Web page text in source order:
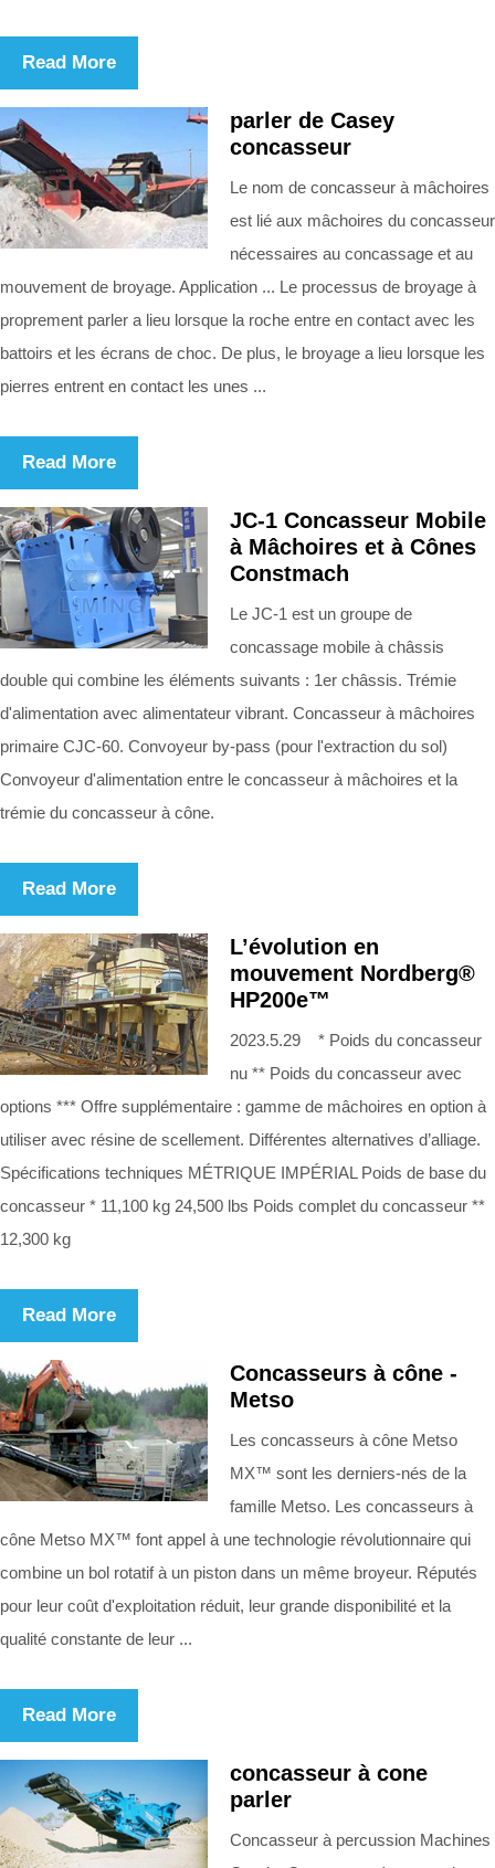
Read More
parler de Casey
concasseur
Le nom de concasseur à mâchoires
est lié aux mâchoires du concasseur
nécessaires au concassage et au
mouvement de broyage. Application ... Le processus de broyage à
proprement parler a lieu lorsque la roche entre en contact avec les
battoirs et les écrans de choc. De plus, le broyage a lieu lorsque les
pierres entrent en contact les unes ...
Read More
JC-1 Concasseur Mobile
à Mâchoires et à Cônes
Constmach
Le JC-1 est un groupe de
concassage mobile à châssis
double qui combine les éléments suivants : 1er châssis. Trémie
d'alimentation avec alimentateur vibrant. Concasseur à mâchoires
primaire CJC-60. Convoyeur by-pass (pour l'extraction du sol)
Convoyeur d'alimentation entre le concasseur à mâchoires et la
trémie du concasseur à cône.
Read More
L’évolution en
mouvement Nordberg®
HP200e™
2023.5.29 * Poids du concasseur
nu ** Poids du concasseur avec
options *** Offre supplémentaire : gamme de mâchoires en option à
utiliser avec résine de scellement. Différentes alternatives d’alliage.
Spécifications techniques MÉTRIQUE IMPÉRIAL Poids de base du
concasseur * 11,100 kg 24,500 lbs Poids complet du concasseur **
12,300 kg
Read More
Concasseurs à cône -
Metso
Les concasseurs à cône Metso
MX™ sont les derniers-nés de la
famille Metso. Les concasseurs à
cône Metso MX™ font appel à une technologie révolutionnaire qui
combine un bol rotatif à un piston dans un même broyeur. Réputés
pour leur coût d'exploitation réduit, leur grande disponibilité et la
qualité constante de leur ...
Read More
concasseur à cone
parler
Concasseur à percussion Machines